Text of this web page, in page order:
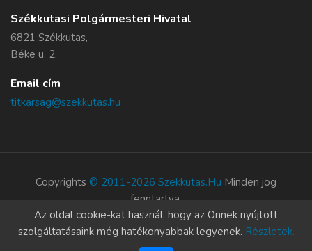
Székkutasi Polgármesteri Hivatal
6821 Székkutas,
Béke u. 2.
Email cím
titkarsag@szekkutas.hu
Copyrights © 2011-2026 Szekkutas.hu Minden jog
fenntartva.
Süti szabályzat
Az oldal cookie-kat használ, hogy az Önnek nyújtott
szolgáltatásaink még hatékonyabbak legyenek. Részletek.